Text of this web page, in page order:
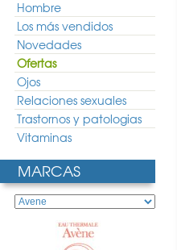
Hombre
Los más vendidos
Novedades
Ofertas
Ojos
Relaciones sexuales
Trastornos y patologias
Vitaminas
MARCAS
34.86 €